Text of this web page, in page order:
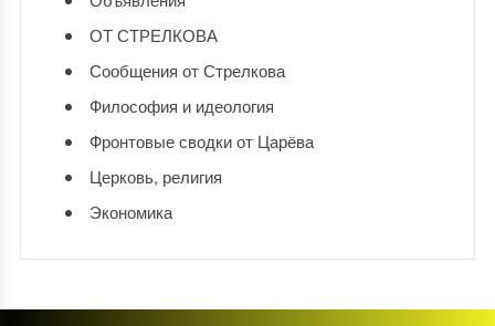
ОТ СТРЕЛКОВА
Сообщения от Стрелкова
Философия и идеология
Фронтовые сводки от Царёва
Церковь, религия
Экономика